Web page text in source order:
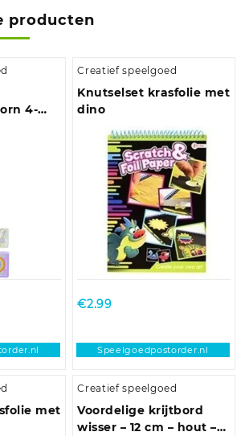
producten
4-
Creatief speelgoed
Knutselset krasfolie met
dino
€2.99
Speelgoedpostorder.nl
met
Creatief speelgoed
Voordelige krijtbord
wisser – 12 cm – hout –